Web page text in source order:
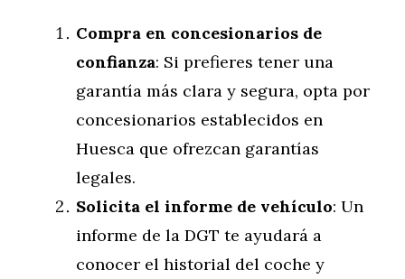
Compra en concesionarios de
confianza: Si prefieres tener una
garantía más clara y segura, opta por
concesionarios establecidos en
Huesca que ofrezcan garantías
legales.
Solicita el informe de vehículo: Un
informe de la DGT te ayudará a
conocer el historial del coche y